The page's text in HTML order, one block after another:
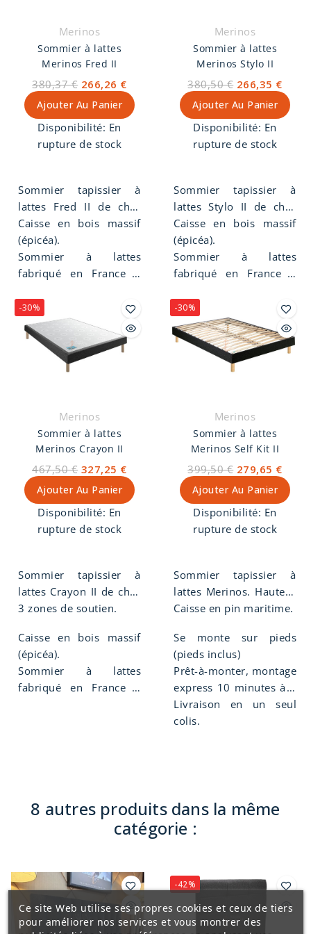
Merinos
Sommier à lattes
Merinos Fred II
380,37 € 266,26 €
Ajouter Au Panier
Disponibilité: En
rupture de stock
Sommier tapissier à
lattes Fred II de chez
Merinos. Hauteur de 14
cm, suspension lattes
rigides en bois massif
d'épicéa, confort ferme.
Caisse en bois massif
(épicéa).
Sommier à lattes
fabriqué en France à
Merinos
Sommier à lattes
Merinos Stylo II
380,50 € 266,35 €
Ajouter Au Panier
Disponibilité: En
rupture de stock
Sommier tapissier à
lattes Stylo II de chez
Merinos. Hauteur de 14
cm, suspension lattes
rigides en bois massif
d'épicéa, confort ferme.
Caisse en bois massif
(épicéa).
Sommier à lattes
fabriqué en France à
-30%
Merinos
Sommier à lattes
Merinos Crayon II
467,50 € 327,25 €
Ajouter Au Panier
Disponibilité: En
rupture de stock
Sommier tapissier à
lattes Crayon II de chez
Merinos. Hauteur de 16
multiplis (+ 2 lattes de
renfort en bois massif
d'épicéa en 140x190
cm), confort medium.
3 zones de soutien.
Caisse en bois massif
(épicéa).
Sommier à lattes
fabriqué en France à
-30%
Merinos
Sommier à lattes
Merinos Self Kit II
399,50 € 279,65 €
Ajouter Au Panier
Disponibilité: En
rupture de stock
Sommier tapissier à
lattes Merinos. Hauteur
de 15cm, suspension
équilibré.
Caisse en pin maritime.
Se monte sur pieds
(pieds inclus)
Prêt-à-monter, montage
express 10 minutes à 1
seule personne, sans
outil.
Livraison en un seul
colis.
8 autres produits dans la même
catégorie :
-42%
Ce site Web utilise ses propres cookies et ceux de tiers
pour améliorer nos services et vous montrer des